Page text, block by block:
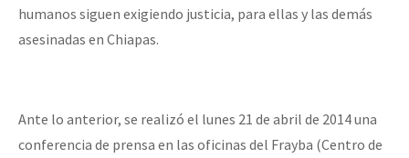
humanos siguen exigiendo justicia, para ellas y las demás
asesinadas en Chiapas.
Ante lo anterior, se realizó el lunes 21 de abril de 2014 una
conferencia de prensa en las oficinas del Frayba (Centro de